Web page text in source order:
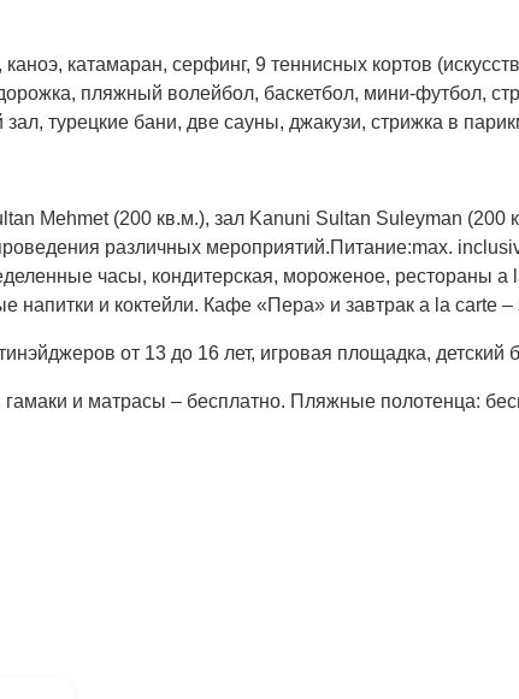
катамаран, серфинг, 9 теннисных кортов
пляжный волейбол, баскетбол, мини-футбол,
турецкие бани, две сауны, джакузи, стрижка в
Mehmet (200 кв.м.), зал Kanuni Sultan Suleyman (200
различных мероприятий.Питание:max.
часы, кондитерская, мороженое, рестораны
напитки и коктейли. Кафе «Пера» и завтрак a la carte –
от 13 до 16 лет, игровая площадка, детский
и матрасы – бесплатно. Пляжные полотенца: